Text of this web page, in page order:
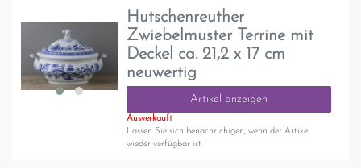
Hutschenreuther
Zwiebelmuster Terrine mit
Deckel ca. 21,2 x 17 cm
neuwertig
Artikel anzeigen
Ausverkauft
Lassen Sie sich benachrichigen, wenn der Artikel
wieder verfügbar ist.